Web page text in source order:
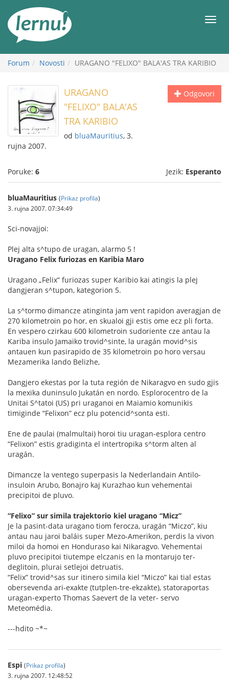
Meni
Forum Novosti URAGANO "FELIXO" BALA'AS TRA KARIBIO
Odgovori
URAGANO
"FELIXO" BALA'AS
TRA KARIBIO
od bluaMauritius, 3.
rujna 2007.
Poruke: 6 Jezik: Esperanto
bluaMauritius (Prikaz profila)
3. rujna 2007. 07:34:49
Sci-novajjoi:
Plej alta s^tupo de uragan, alarmo 5 !
Uragano Felix furiozas en Karibia Maro
Uragano „Felix“ furiozas super Karibio kai atingis la plej
dangjeran s^tupon, kategorion 5.
La s^tormo dimancze atinginta jam vent rapidon averagjan de
270 kilometroin po hor, en skualoi gji estis ome ecz pli forta.
En vespero czirkau 600 kilometroin sudoriente cze antau la
Kariba insulo Jamaiko trovid^sinte, la uragán movid^sis
antauen kun pasirapido de 35 kilometroin po horo versau
Mezamerika lando Belizhe,
Dangjero ekestas por la tuta región de Nikaragvo en sudo gjis
la mexika duninsulo Jukatán en nordo. Esplorocentro de la
Unitai S^tatoi (US) pri uraganoi en Maiamio komunikis
timiginde “Felixon” ecz plu potencid^sonta esti.
Ene de paulai (malmultai) horoi tiu uragan-esplora centro
“Felixon” estis gradiginta el intertropika s^torm alten al
uragán.
Dimancze la ventego superpasis la Nederlandain Antilo-
insuloin Arubo, Bonajro kaj Kurazhao kun vehementai
precipitoi de pluvo.
“Felixo” sur simila trajektorio kiel uragano “Micz”
Je la pasint-data uragano tiom ferocza, uragán “Miczo”, kiu
antau nau jaroi baláis super Mezo-Amerikon, perdis la vivon
miloi da homoi en Honduraso kai Nikaragvo. Vehementai
pluvo precipitoi tiutempe elczanis en la montarujo ter-
deglitoin, plurai setlejoi detruatis.
“Felix” trovid^sas sur itinero simila kiel “Miczo” kai tial estas
obersevenda ari-exakte (tutplen-tre-ekzakte), statoraportas
uragan-experto Thomas Saevert de la veter- servo
Meteomédia.
---hdito ~*~
Espi (Prikaz profila)
3. rujna 2007. 12:48:52